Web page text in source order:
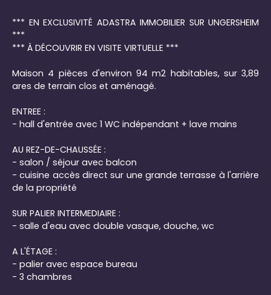
*** EN EXCLUSIVITÉ ADASTRA IMMOBILIER SUR UNGERSHEIM
***
*** À DÉCOUVRIR EN VISITE VIRTUELLE ***
Maison 4 pièces d'environ 94 m2 habitables, sur 3,89
ares de terrain clos et aménagé.
ENTREE :
- hall d'entrée avec 1 WC indépendant + lave mains
AU REZ-DE-CHAUSSÉE :
- salon / séjour avec balcon
- cuisine accès direct sur une grande terrasse à l'arrière
de la propriété
SUR PALIER INTERMEDIAIRE :
- salle d'eau avec double vasque, douche, wc
A L'ÉTAGE :
- palier avec espace bureau
- 3 chambres